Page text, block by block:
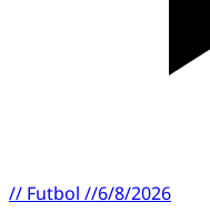
// Futbol //6/8/2026